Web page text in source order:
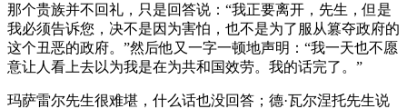
那个贵族并不回礼，只是回答说：“我正要离开，先生，但是
我必须告诉您，决不是因为害怕，也不是为了服从篡夺政府的
这个丑恶的政府。”然后他又一字一顿地声明：“我一天也不愿
意让人看上去以为我是在为共和国效劳。我的话完了。”
玛萨雷尔先生很难堪，什么话也没回答；德·瓦尔涅托先生说